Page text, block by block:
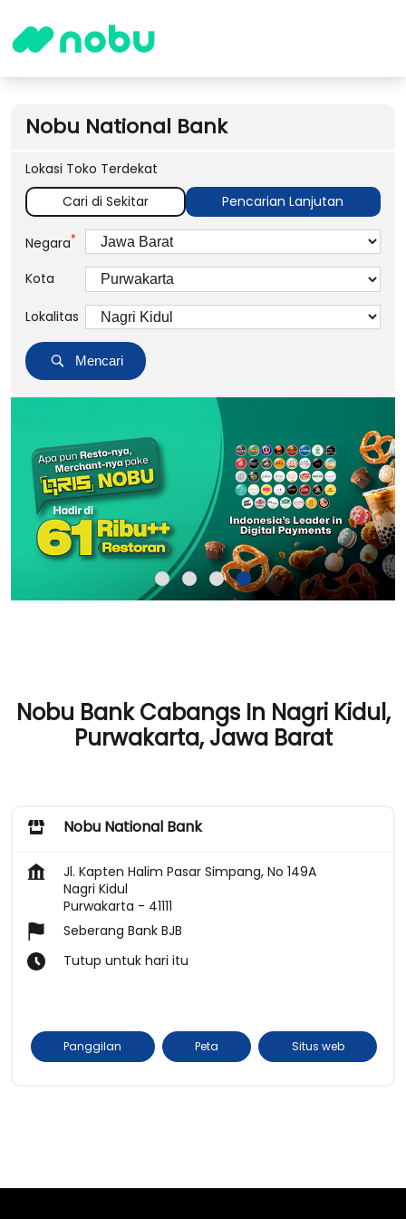
Nobu National Bank
Lokasi Toko Terdekat
Cari di Sekitar
Pencarian Lanjutan
Negara*
Kota
Lokalitas
Mencari
Nobu Bank Cabangs In Nagri Kidul,
Purwakarta, Jawa Barat
Nobu National Bank
Jl. Kapten Halim Pasar Simpang, No 149A
Nagri Kidul
Purwakarta - 41111
Seberang Bank BJB
Tutup untuk hari itu
Panggilan Peta Situs web